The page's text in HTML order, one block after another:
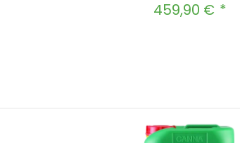
Regulärer Preis:
459,90 €